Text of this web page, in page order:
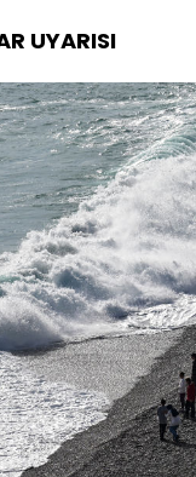
UYARISI